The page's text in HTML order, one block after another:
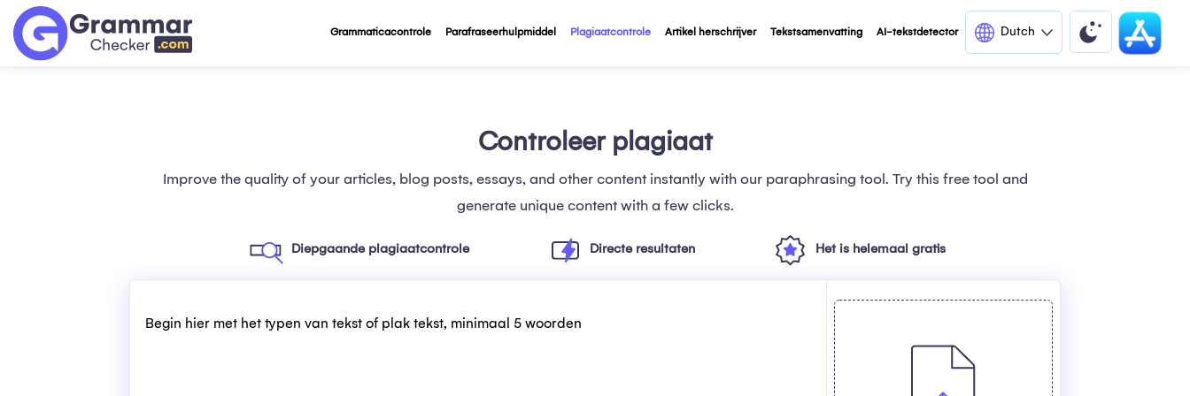
Grammaticacontrole Parafraseerhulpmiddel Plagiaatcontrole Artikel herschrijver Tekstsamenvatting AI-tekstdetector Dutch
Controleer plagiaat
Improve the quality of your articles, blog posts, essays, and other content instantly with our paraphrasing tool. Try this free tool and
generate unique content with a few clicks.
Diepgaande plagiaatcontrole Directe resultaten Het is helemaal gratis